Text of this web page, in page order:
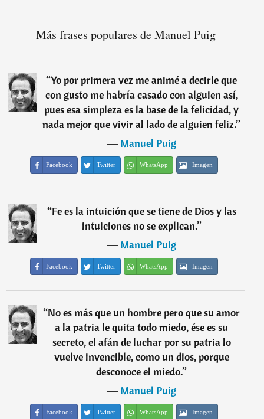
Más frases populares de Manuel Puig
“Yo por primera vez me animé a decirle que
con gusto me habría casado con alguien así,
pues esa simpleza es la base de la felicidad, y
nada mejor que vivir al lado de alguien feliz.”
―Manuel Puig
Facebook Twitter WhatsApp Imagen
“Fe es la intuición que se tiene de Dios y las
intuiciones no se explican.”
―Manuel Puig
Facebook Twitter WhatsApp Imagen
“No es más que un hombre pero que su amor
a la patria le quita todo miedo, ése es su
secreto, el afán de luchar por su patria lo
vuelve invencible, como un dios, porque
desconoce el miedo.”
―Manuel Puig
Facebook Twitter WhatsApp Imagen